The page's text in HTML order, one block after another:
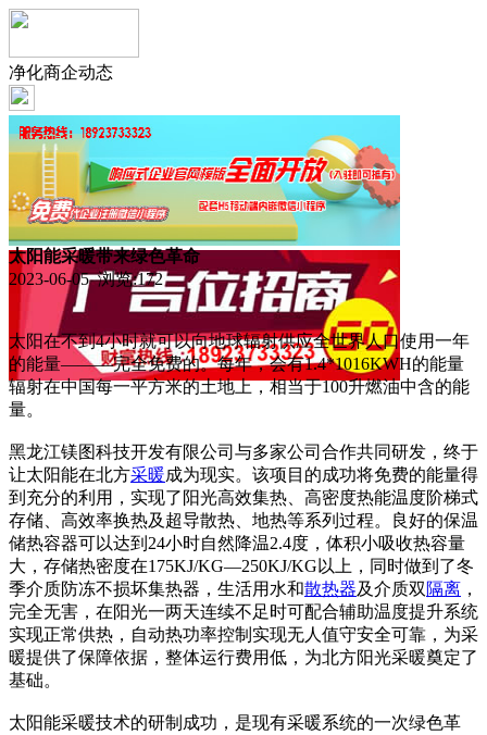
净化商企动态
太阳能采暖带来绿色革命
2023-06-05 浏览:172
太阳在不到4小时就可以向地球辐射供应全世界人口使用一年
的能量———完全免费的。每年，会有1.4*1016KWH的能量
辐射在中国每一平方米的土地上，相当于100升燃油中含的能
量。
黑龙江镁图科技开发有限公司与多家公司合作共同研发，终于
让太阳能在北方采暖成为现实。该项目的成功将免费的能量得
到充分的利用，实现了阳光高效集热、高密度热能温度阶梯式
存储、高效率换热及超导散热、地热等系列过程。良好的保温
储热容器可以达到24小时自然降温2.4度，体积小吸收热容量
大，存储热密度在175KJ/KG—250KJ/KG以上，同时做到了冬
季介质防冻不损坏集热器，生活用水和散热器及介质双 隔离 ，
完全无害，在阳光一两天连续不足时可配合辅助温度提升系统
实现正常供热，自动热功率控制实现无人值守安全可靠，为采
暖提供了保障依据，整体运行费用低，为北方阳光采暖奠定了
基础。
太阳能采暖技术的研制成功，是现有采暖系统的一次绿色革